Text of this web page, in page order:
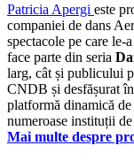
Patricia Apergi este
companiei de dans
spectacole pe care le-
face parte din seria
larg, cât și publicului
CNDB și desfășurat
platformă dinamică
numeroase instituții
Mai multe despre